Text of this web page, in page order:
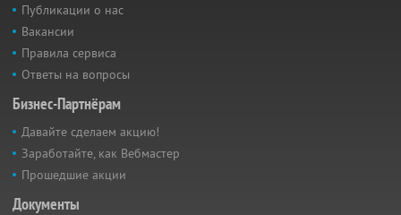
Публикации о нас
Вакансии
Правила сервиса
Ответы на вопросы
Бизнес-Партнёрам
Давайте сделаем акцию!
Заработайте, как Вебмастер
Прошедшие акции
Документы